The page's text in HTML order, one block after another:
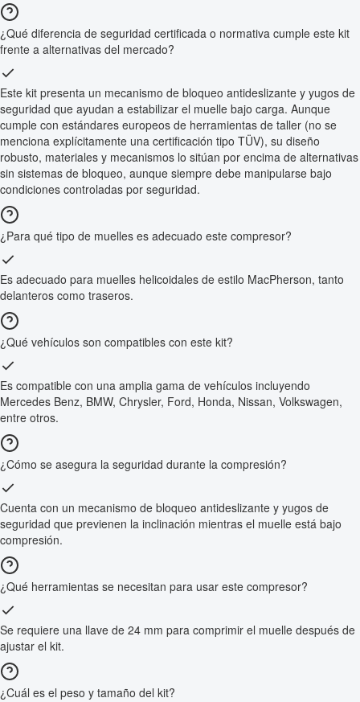
¿Qué diferencia de seguridad certificada o normativa cumple este kit
frente a alternativas del mercado?
Este kit presenta un mecanismo de bloqueo antideslizante y yugos de
seguridad que ayudan a estabilizar el muelle bajo carga. Aunque
cumple con estándares europeos de herramientas de taller (no se
menciona explícitamente una certificación tipo TÜV), su diseño
robusto, materiales y mecanismos lo sitúan por encima de alternativas
sin sistemas de bloqueo, aunque siempre debe manipularse bajo
condiciones controladas por seguridad.
¿Para qué tipo de muelles es adecuado este compresor?
Es adecuado para muelles helicoidales de estilo MacPherson, tanto
delanteros como traseros.
¿Qué vehículos son compatibles con este kit?
Es compatible con una amplia gama de vehículos incluyendo
Mercedes Benz, BMW, Chrysler, Ford, Honda, Nissan, Volkswagen,
entre otros.
¿Cómo se asegura la seguridad durante la compresión?
Cuenta con un mecanismo de bloqueo antideslizante y yugos de
seguridad que previenen la inclinación mientras el muelle está bajo
compresión.
¿Qué herramientas se necesitan para usar este compresor?
Se requiere una llave de 24 mm para comprimir el muelle después de
ajustar el kit.
¿Cuál es el peso y tamaño del kit?